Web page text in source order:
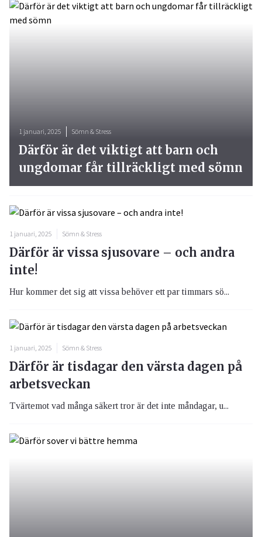
1 januari, 2025 Sömn & Stress
Därför är vissa sjusovare – och andra
inte!
Hur kommer det sig att vissa behöver ett par timmars sö...
1 januari, 2025 Sömn & Stress
Därför är tisdagar den värsta dagen på
arbetsveckan
Tvärtemot vad många säkert tror är det inte måndagar, u...
1 januari, 2025 Sömn & Stress
Därför är det viktigt att barn och
ungdomar får tillräckligt med sömn